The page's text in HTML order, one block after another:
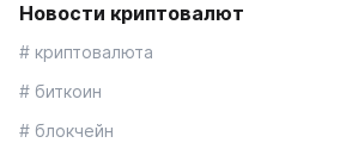
Новости криптовалют
# криптовалюта
# биткоин
# блокчейн